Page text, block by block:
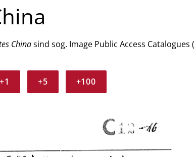
Chinasind sog. Image Public Access Catalogues
+1 +5 +100